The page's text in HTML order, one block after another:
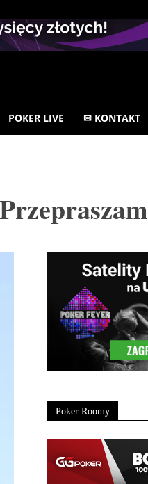
POKER LIVE ✉ KONTAKT
Poker Roomy